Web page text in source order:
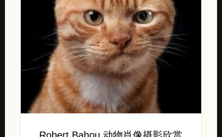
Robert Bahou 动物肖像摄影欣赏